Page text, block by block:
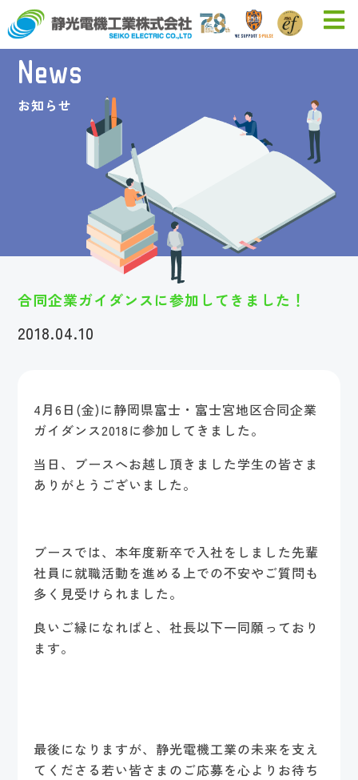
News
お知らせ
合同企業ガイダンスに参加してきました！
2018.04.10
4月6日(金)に静岡県富士・富士宮地区合同企業
ガイダンス2018に参加してきました。
当日、ブースへお越し頂きました学生の皆さま
ありがとうございました。
ブースでは、本年度新卒で入社をしました先輩
社員に就職活動を進める上での不安やご質問も
多く見受けられました。
良いご縁になればと、社長以下一同願っており
ます。
最後になりますが、静光電機工業の未来を支え
てくださる若い皆さまのご応募を心よりお待ち